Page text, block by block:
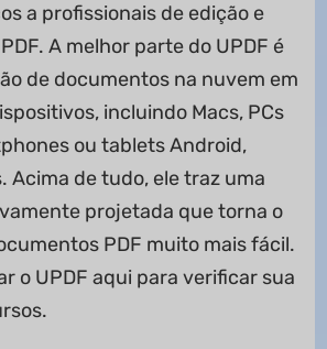
a profissionais de edição e
A melhor parte do UPDF é
de documentos na nuvem em
incluindo Macs, PCs
ou tablets Android,
Acima de tudo, ele traz uma
projetada que torna o
PDF muito mais fácil.
o UPDF aqui para verificar sua